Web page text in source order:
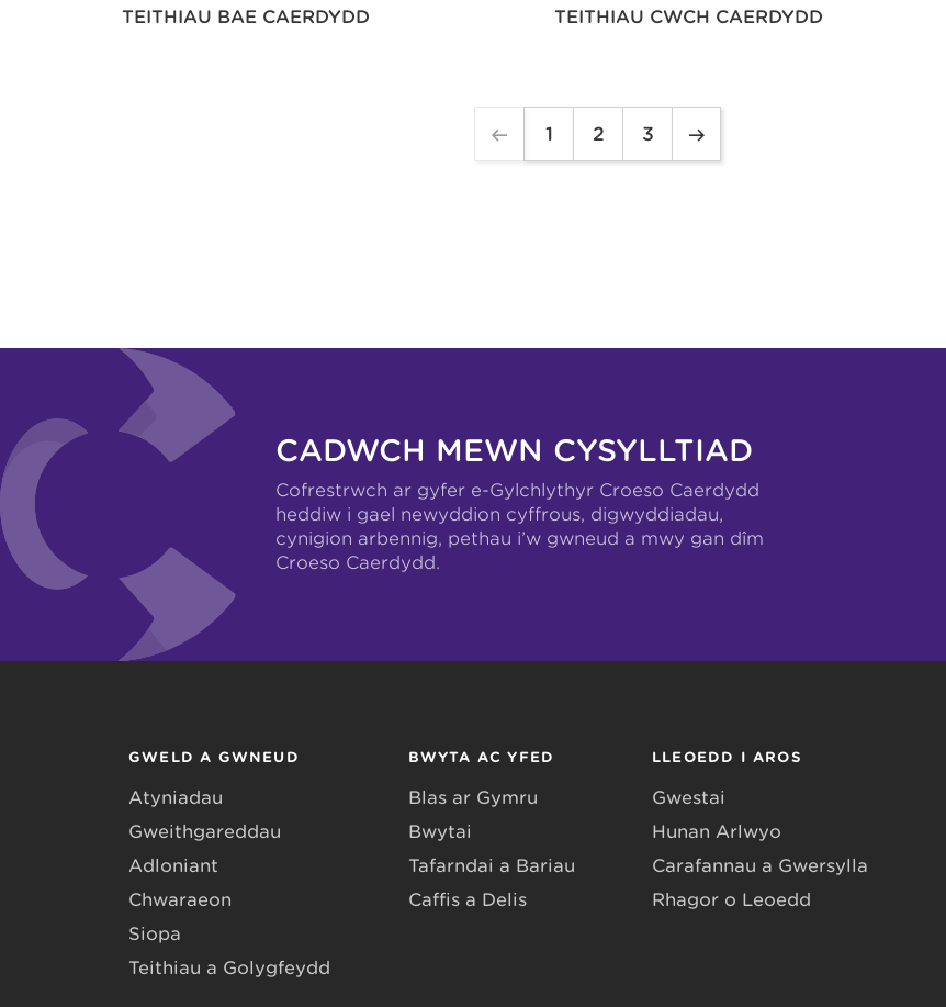
TEITHIAU BAE CAERDYDD TEITHIAU CWCH CAERDYDD
1 2 3
CADWCH MEWN CYSYLLTIAD
Cofrestrwch ar gyfer e-Gylchlythyr Croeso Caerdydd
heddiw i gael newyddion cyffrous, digwyddiadau,
cynigion arbennig, pethau i’w gwneud a mwy gan dîm
Croeso Caerdydd.
GWELD A GWNEUD
Atyniadau
Gweithgareddau
Adloniant
Chwaraeon
Siopa
Teithiau a Golygfeydd
BWYTA AC YFED
Blas ar Gymru
Bwytai
Tafarndai a Bariau
Caffis a Delis
LLEOEDD I AROS
Gwestai
Hunan Arlwyo
Carafannau a Gwersylla
Rhagor o Leoedd